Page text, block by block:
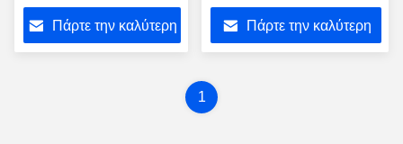
Android Car Multimedia
Player Ηλεκτρονικό
τηλεφώνημα για
Πάρτε την καλύτερη
στερεοφωνικό συγκρότημα
2013 - 2017 πολυμέσων
αυτοκινήτων
Πάρτε την καλύτερη
1